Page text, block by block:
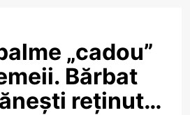
„cadou”
Bărbat
reținut…